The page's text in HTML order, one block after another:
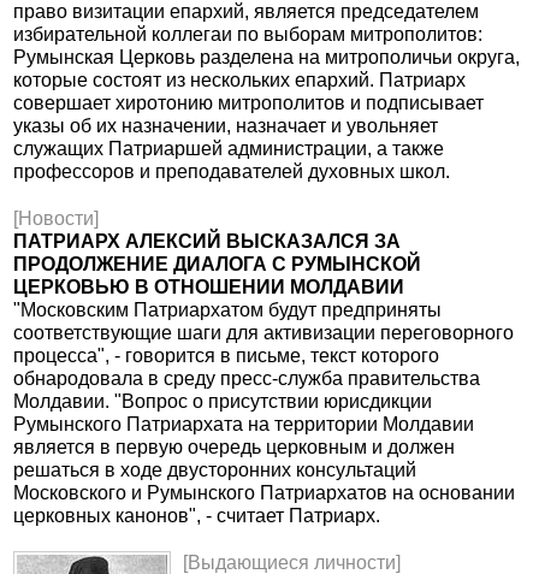
право визитации епархий, является председателем
избирательной коллегаи по выборам митрополитов:
Румынская Церковь разделена на митрополичьи округа,
которые состоят из нескольких епархий. Патриарх
совершает хиротонию митрополитов и подписывает
указы об их назначении, назначает и увольняет
служащих Патриаршей администрации, а также
профессоров и преподавателей духовных школ.
[Новости]
ПАТРИАРХ АЛЕКСИЙ ВЫСКАЗАЛСЯ ЗА
ПРОДОЛЖЕНИЕ ДИАЛОГА С РУМЫНСКОЙ
ЦЕРКОВЬЮ В ОТНОШЕНИИ МОЛДАВИИ
"Московским Патриархатом будут предприняты
соответствующие шаги для активизации переговорного
процесса", - говорится в письме, текст которого
обнародовала в среду пресс-служба правительства
Молдавии. "Вопрос о присутствии юрисдикции
Румынского Патриархата на территории Молдавии
является в первую очередь церковным и должен
решаться в ходе двусторонних консультаций
Московского и Румынского Патриархатов на основании
церковных канонов", - считает Патриарх.
[Выдающиеся личности]